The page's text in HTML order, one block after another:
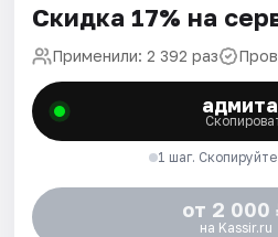
Скидка 17% на
Применили: 2 392 раз
1 шаг.
от 2 000
на Kassir.ru